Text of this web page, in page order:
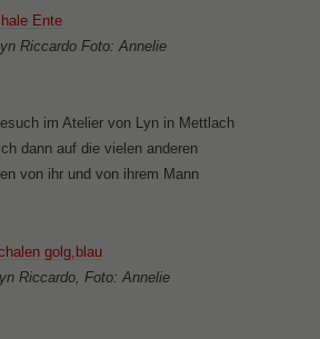
Riccardo Foto: Annelie
im Atelier von Lyn in Mettlach
dann auf die vielen anderen
von ihr und von ihrem Mann
Riccardo, Foto: Annelie